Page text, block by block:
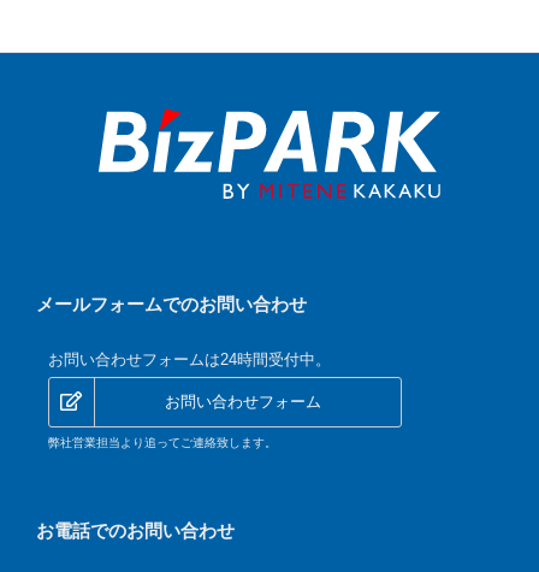
メールフォームでのお問い合わせ
お問い合わせフォームは24時間受付中。
お問い合わせフォーム
弊社営業担当より追ってご連絡致します。
お電話でのお問い合わせ